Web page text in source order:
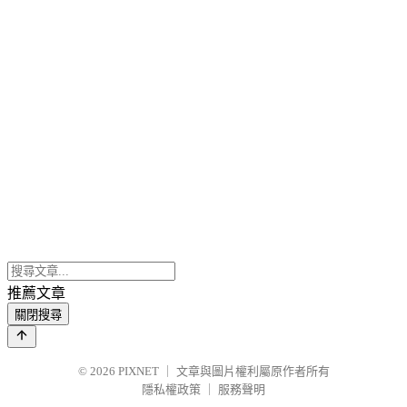
推薦文章
關閉搜尋
© 2026 PIXNET
文章與圖片權利屬原作者所有
隱私權政策
服務聲明